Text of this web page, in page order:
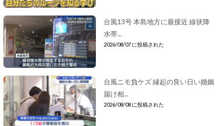
台風13号 本島地方に最接近 線状降
水帯...
2026/08/07 に投稿された
台風ニモ負ケズ 縁起の良い日い婚姻
届け相...
2026/08/08 に投稿された